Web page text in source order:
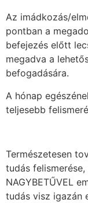
Az imádkozás/
pontban a
befejezés előtt
megadva a
befogadására.
A hónap
teljesebb
Természetesen
tudás
NAGYBETŰVEL
tudás visz igazán